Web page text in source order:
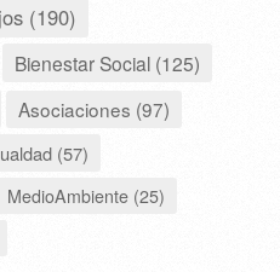
(190)
Bienestar Social (125)
Asociaciones (97)
(57)
MedioAmbiente (25)